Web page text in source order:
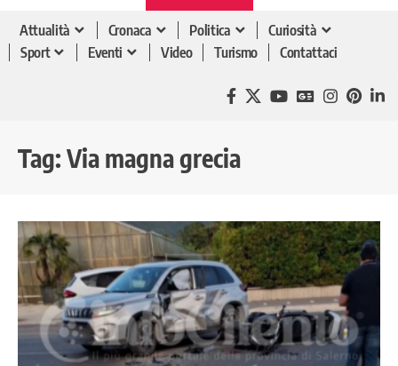
Attualità Cronaca Politica
Curiosità
Sport
Eventi Video Turismo Contattaci
Tag: Via magna grecia